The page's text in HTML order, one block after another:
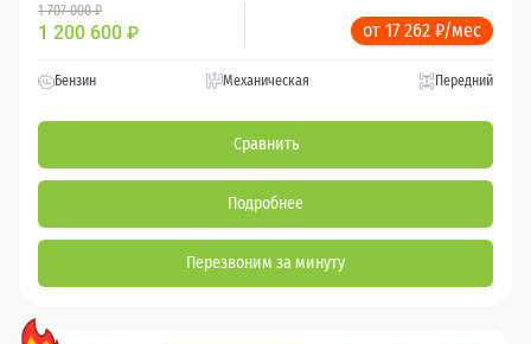
1 707 000 ₽
1 200 600 ₽ от 17 262 ₽/мес
Бензин Механическая Передний
Сравнить
Подробнее
Перезвоним за минуту